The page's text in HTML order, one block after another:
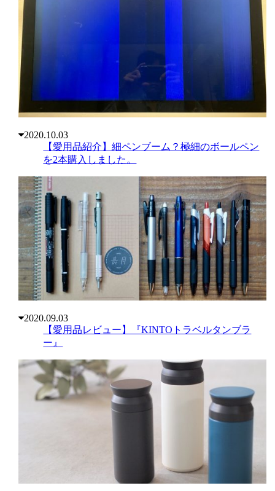
2020.10.03
【愛用品紹介】細ペンブーム？極細のボールペン
を2本購入しました。
2020.09.03
【愛用品レビュー】『KINTOトラベルタンブラ
ー』